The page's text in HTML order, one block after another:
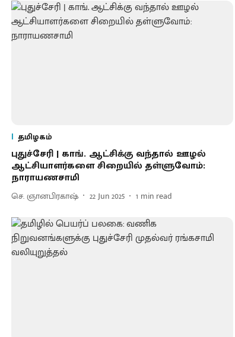
தமிழகம்
புதுச்சேரி | காங். ஆட்சிக்கு வந்தால் ஊழல்
ஆட்சியாளர்களை சிறையில் தள்ளுவோம்:
நாராயணசாமி
செ. ஞானபிரகாஷ் 22 Jun 2025 1 min read